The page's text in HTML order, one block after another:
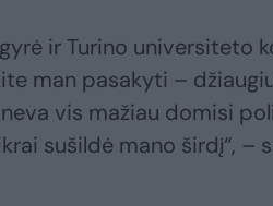
ir Turino universiteto
man pasakyti –
vis mažiau domisi
sušildė mano širdį“, –